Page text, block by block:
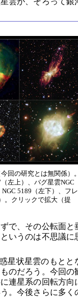
回の研究とは無関係）。
左上）、バグ星雲NGC
5189（左下）、フレ
。クリックで拡大（提
で、その公転面と
いうのは不思議に
星状星雲のもとと
のだろう。今回の
連星系の回転方向
。今後さらに多く